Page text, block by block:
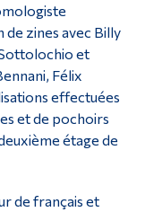
zines avec Billy
et
Félix
effectuées
et de pochoirs
étage de
de français et